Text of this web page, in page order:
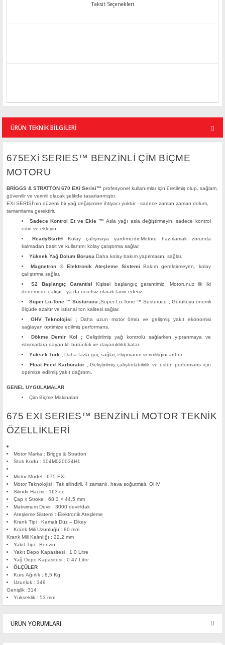
Taksit Seçenekleri
ÜRÜN TEKNİK BİLGİLERİ
675EXi SERIES™ BENZİNLİ ÇİM BİÇME
MOTORU
BRİGGS & STRATTON 670 EXi Serisi™ profesyonel kullanımlar için üretilmiş olup, sağlam,
güvenilir ve verimli olacak şelikde tasarlanmıştır.
EXi SERİSİ'nin düzenli bir yağ değişimine ihtiyacı yoktur - sadece zaman zaman dolum,
tamamlama gerektirir.
Sadece Kontrol Et ve Ekle ™ Asla yağı asla değiştirmeyin, sadece kontrol
edin ve ekleyin.
ReadyStart®Kolay çalışmaya yardımcıdır.Motoru hazırlamak zorunda
kalmadan basit ve kullanımı kolay çalıştırma sağlar.
Yüksek Yağ Dolum BorusuDaha kolay bakım yapılmasını sağlar.
Magnetron ® Elektronik Ateşleme Sistemi Bakım gerektirmeyen, kolay
çalıştırma sağlar.
S2 Başlangıç ​​Garantisi Kişisel başlangıç ​​garantimiz. Motorunuz ilk iki
denemede çalışır - ya da ücretsiz olarak tamir ederiz.
Süper Lo-Tone ™ Susturucu ;Süper Lo-Tone ™ Susturucu ; Gürültüyü önemli
ölçüde azaltır ve istisnai ton kalitesi sağlar.
OHV Teknolojisi ; Daha uzun motor ömrü ve gelişmiş yakıt ekonomisi
sağlayan optimize edilmiş performans.
Dökme Demir Kol ;Geliştirilmiş yağ kontrolü sağlarken yıpranmaya ve
istismarlara dayanıklı bütünlük ve dayanıklılık katar.
Yüksek Tork ; Daha fazla güç sağlar, ekipmanın verimliliğini arttırır.
Float Feed Karbüratör ;Geliştirilmiş çalıştırılabilirlik ve üstün performans için
optimize edilmiş yakıt dağıtımı.
GENEL UYGULAMALAR
Çim Biçme Makinaları
675 EXI SERIES™ BENZİNLİ MOTOR TEKNİK
ÖZELLİKLERİ
Motor Marka : Briggs & Stratton
Stok Kodu : 104M020034H1
Motor Model : 675 EXİ
Motor Teknolojisi : Tek silindirli, 4 zamanlı, hava soğutmalı, OHV
Silindir Hacmi : 163 cc
Çap x Stroke : 68,3 × 44,5 mm
Maksimum Devir : 3000 devir/dak
Ateşleme Sistemi : Elektronik Ateşleme
Krank Tipi : Kamalı Düz – Dikey
Krank Mili Uzunluğu : 80 mm
Krank Mili Kalınlığı : 22,2 mm
Yakıt Tipi : Benzin
Yakıt Depo Kapasitesi : 1.0 Litre
Yağ Depo Kapasitesi : 0.47 Litre
ÖLÇÜLER
Kuru Ağırlık : 8,5 Kg
Uzunluk : 349
Genişlik :314
Yükseklik : 53 mm
ÜRÜN YORUMLARI